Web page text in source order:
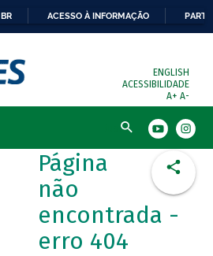
ACESSO À INFORMAÇÃO
ENGLISH
ACESSIBILIDADE
A+ A-
Busca
Página
não
encontrada -
erro 404